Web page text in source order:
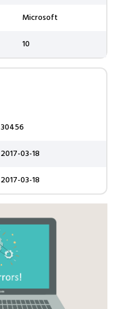
Microsoft
10
30456
2017-03-18
2017-03-18